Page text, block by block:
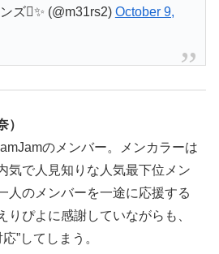
ズ✨ (@m31rs2) October 9,
）
のメンバー。メンカラーは
気で人見知りな人気最下位メン
人のメンバーを一途に応援する
りぴよに感謝していながらも、
”してしまう。